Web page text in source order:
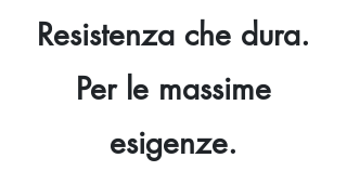
Resistenza che dura.
Per le massime
esigenze.